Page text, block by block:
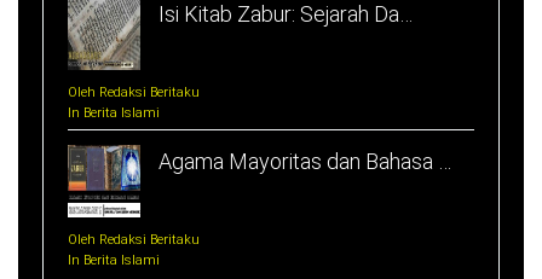
Isi Kitab Zabur: Sejarah Da…
Oleh Redaksi Beritaku
In Berita Islami
Agama Mayoritas dan Bahasa …
Oleh Redaksi Beritaku
In Berita Islami